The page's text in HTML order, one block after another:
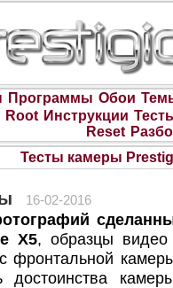
Программы Обои
Root Инструкции
Reset
Тесты камеры
16-02-2016
X5, образцы видео
фронтальной
достоинства